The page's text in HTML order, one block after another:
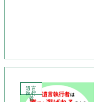
遺言
執行
者